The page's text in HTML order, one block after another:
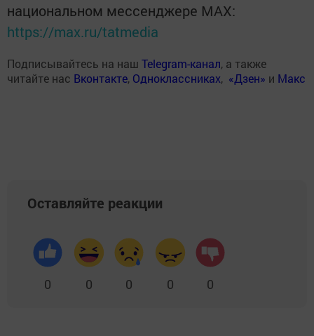
национальном мессенджере MАХ:
https://max.ru/tatmedia
Подписывайтесь на наш Telegram-канал, а также
читайте нас Вконтакте, Одноклассниках, «Дзен» и Макс
Оставляйте реакции
0 0 0 0 0